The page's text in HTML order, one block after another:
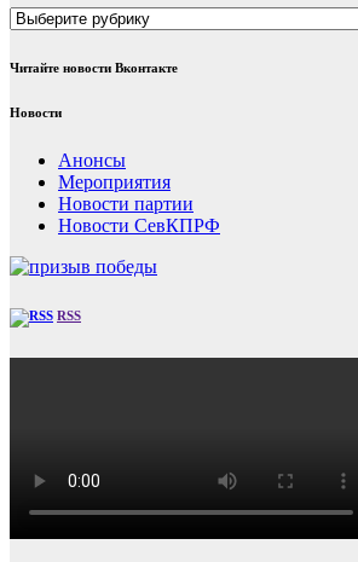
Рубрики
Читайте новости Вконтакте
Новости
Анонсы
Мероприятия
Новости партии
Новости СевКПРФ
RSS